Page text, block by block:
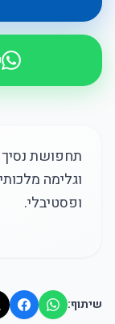
תחפושת
וגלימה
ופסטיבלי.
שיתוף: